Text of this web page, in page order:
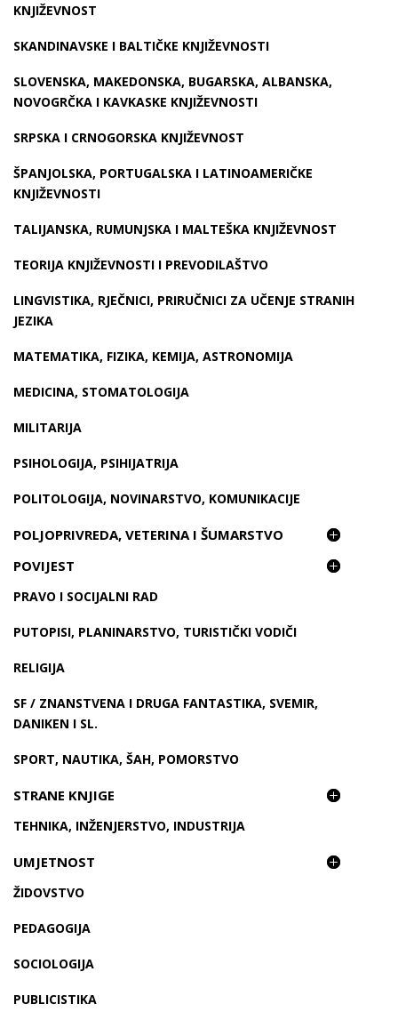
KNJIŽEVNOST
SKANDINAVSKE I BALTIČKE KNJIŽEVNOSTI
SLOVENSKA, MAKEDONSKA, BUGARSKA, ALBANSKA,
NOVOGRČKA I KAVKASKE KNJIŽEVNOSTI
SRPSKA I CRNOGORSKA KNJIŽEVNOST
ŠPANJOLSKA, PORTUGALSKA I LATINOAMERIČKE
KNJIŽEVNOSTI
TALIJANSKA, RUMUNJSKA I MALTEŠKA KNJIŽEVNOST
TEORIJA KNJIŽEVNOSTI I PREVODILAŠTVO
LINGVISTIKA, RJEČNICI, PRIRUČNICI ZA UČENJE STRANIH
JEZIKA
MATEMATIKA, FIZIKA, KEMIJA, ASTRONOMIJA
MEDICINA, STOMATOLOGIJA
MILITARIJA
PSIHOLOGIJA, PSIHIJATRIJA
POLITOLOGIJA, NOVINARSTVO, KOMUNIKACIJE
POLJOPRIVREDA, VETERINA I ŠUMARSTVO
POVIJEST
PRAVO I SOCIJALNI RAD
PUTOPISI, PLANINARSTVO, TURISTIČKI VODIČI
RELIGIJA
SF / ZNANSTVENA I DRUGA FANTASTIKA, SVEMIR,
DANIKEN I SL.
SPORT, NAUTIKA, ŠAH, POMORSTVO
STRANE KNJIGE
TEHNIKA, INŽENJERSTVO, INDUSTRIJA
UMJETNOST
ŽIDOVSTVO
PEDAGOGIJA
SOCIOLOGIJA
PUBLICISTIKA